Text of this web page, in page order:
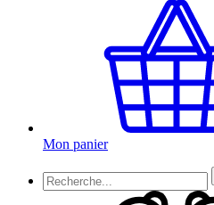
Mon panier